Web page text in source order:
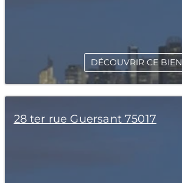
DÉCOUVRIR CE BIEN
28 ter rue Guersant 75017